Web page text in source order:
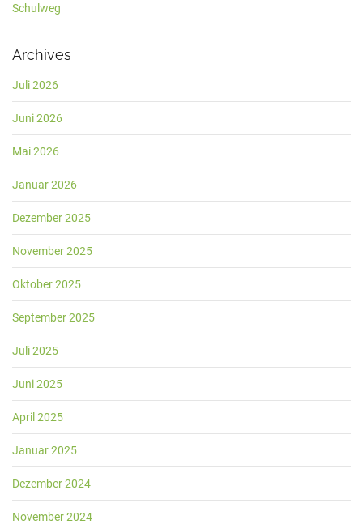
Schulweg
Archives
Juli 2026
Juni 2026
Mai 2026
Januar 2026
Dezember 2025
November 2025
Oktober 2025
September 2025
Juli 2025
Juni 2025
April 2025
Januar 2025
Dezember 2024
November 2024